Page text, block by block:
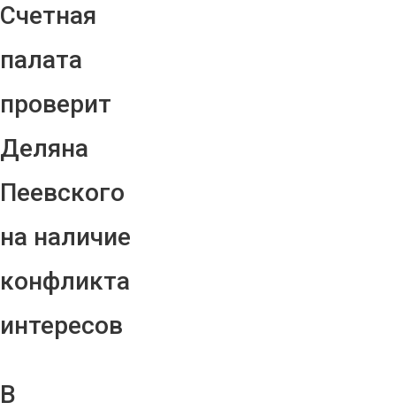
Счетная
палата
проверит
Деляна
Пеевского
на наличие
конфликта
интересов
В